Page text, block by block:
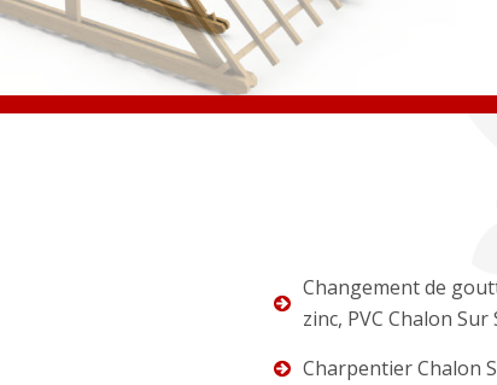
Changement de
zinc, PVC Chalon Sur
Charpentier Chalon